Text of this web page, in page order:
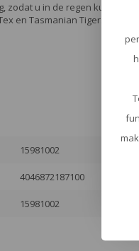
u in de regen kunt
en Tasmanian Tiger.
15981002
4046872187100
15981002